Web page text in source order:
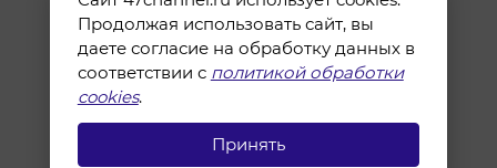
Продолжая использовать сайт, вы
даете согласие на обработку данных в
соответствии с политикой обработки
cookies.
Принять